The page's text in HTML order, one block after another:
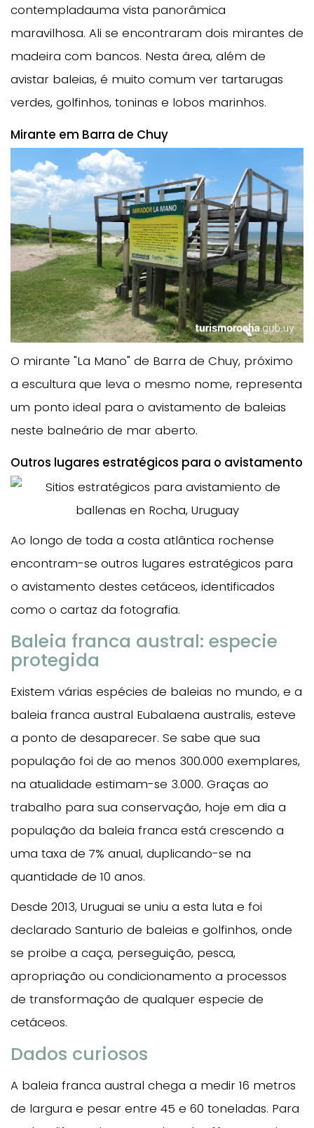
contempladauma vista panorâmica
maravilhosa. Ali se encontraram dois mirantes de
madeira com bancos. Nesta área, além de
avistar baleias, é muito comum ver tartarugas
verdes, golfinhos, toninas e lobos marinhos.
Mirante em Barra de Chuy
O mirante "La Mano" de Barra de Chuy, próximo
a escultura que leva o mesmo nome, representa
um ponto ideal para o avistamento de baleias
neste balneário de mar aberto.
Outros lugares estratégicos para o avistamento
Ao longo de toda a costa atlântica rochense
encontram-se outros lugares estratégicos para
o avistamento destes cetáceos, identificados
como o cartaz da fotografia.
Baleia franca austral: especie
protegida
Existem várias espécies de baleias no mundo, e a
baleia franca austral Eubalaena australis, esteve
a ponto de desaparecer. Se sabe que sua
população foi de ao menos 300.000 exemplares,
na atualidade estimam-se 3.000. Graças ao
trabalho para sua conservação, hoje em dia a
população da baleia franca está crescendo a
uma taxa de 7% anual, duplicando-se na
quantidade de 10 anos.
Desde 2013, Uruguai se uniu a esta luta e foi
declarado Santurio de baleias e golfinhos, onde
se proibe a caça, perseguição, pesca,
apropriação ou condicionamento a processos
de transformação de qualquer especie de
cetáceos.
Dados curiosos
A baleia franca austral chega a medir 16 metros
de largura e pesar entre 45 e 60 toneladas. Para